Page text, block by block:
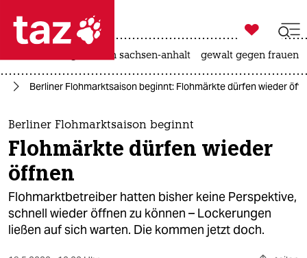
 taz zahl ich
taz zahl ich
themen
politik
öko
gesellschaft

taz zahl ich
landtagswahl in sachsen-anhalt gewalt gegen frauen
Berliner Flohmarktsaison beginnt: Flohmärkte dürfen wieder
Berliner Flohmarktsaison beginnt
Flohmärkte dürfen wieder
öffnen
Flohmarktbetreiber hatten bisher keine Perspektive,
schnell wieder öffnen zu können – Lockerungen
ließen auf sich warten. Die kommen jetzt doch.